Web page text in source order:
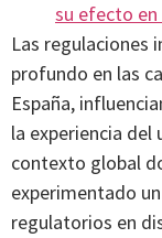
su efecto en
Las regulaciones
profundo en las
España,
la experiencia del
contexto global
experimentado
regulatorios en